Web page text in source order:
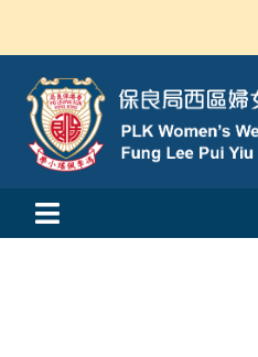
content
Toggle